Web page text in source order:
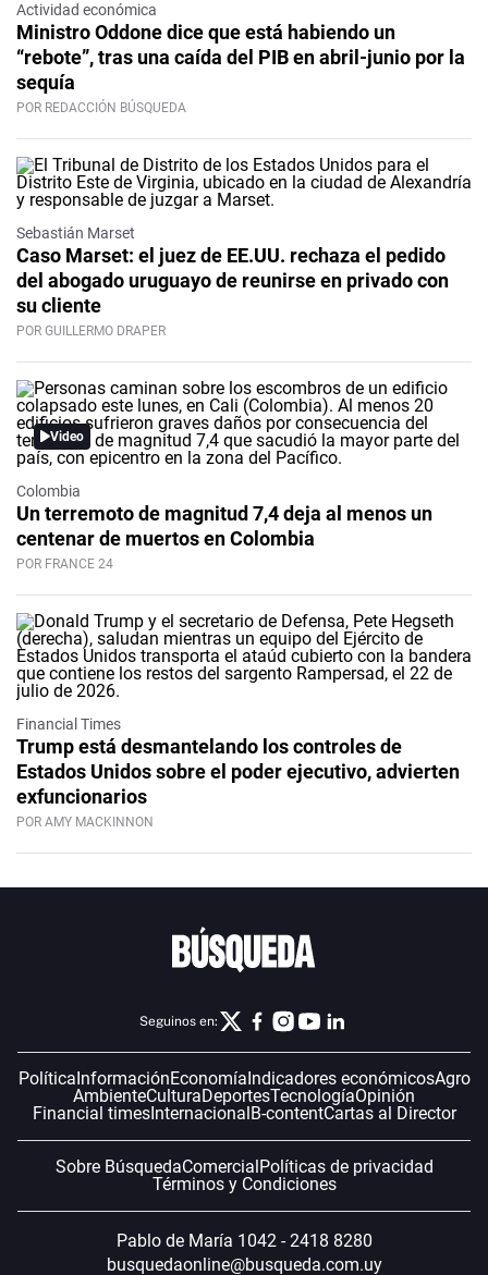
Actividad económica
Ministro Oddone dice que está habiendo un
“rebote”, tras una caída del PIB en abril-junio por la
sequía
POR REDACCIÓN BÚSQUEDA
Sebastián Marset
Caso Marset: el juez de EE.UU. rechaza el pedido
del abogado uruguayo de reunirse en privado con
su cliente
POR GUILLERMO DRAPER
Video
Colombia
Un terremoto de magnitud 7,4 deja al menos un
centenar de muertos en Colombia
POR FRANCE 24
Financial Times
Trump está desmantelando los controles de
Estados Unidos sobre el poder ejecutivo, advierten
exfuncionarios
POR AMY MACKINNON
Seguinos en:
PolíticaInformaciónEconomíaIndicadores económicosAgro
AmbienteCulturaDeportesTecnologíaOpinión
Financial timesInternacionalB-contentCartas al Director
Sobre BúsquedaComercialPolíticas de privacidad
Términos y Condiciones
Pablo de María 1042 - 2418 8280
busquedaonline@busqueda.com.uy